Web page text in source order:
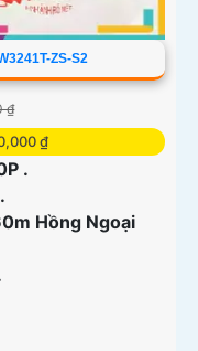
ZS-S2
₫
₫
.
Hồng Ngoại